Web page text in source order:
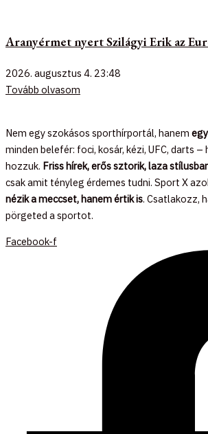
Aranyérmet nyert Szilágyi Erik az
2026. augusztus 4. 23:48
Tovább olvasom
Nem egy szokásos sporthírportál, hanem
minden belefér: foci, kosár, kézi, UFC, darts –
hozzuk. Friss hírek, erős sztorik, laza
csak amit tényleg érdemes tudni. Sport X
nézik a meccset, hanem értik is. Csatlakozz,
pörgeted a sportot.
Facebook-f